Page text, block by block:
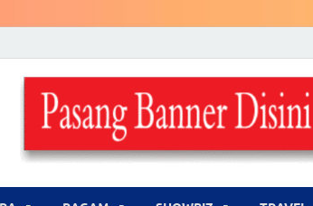
LENSA WARNA .com
Memberikan Berita yang Lebih Berwarna